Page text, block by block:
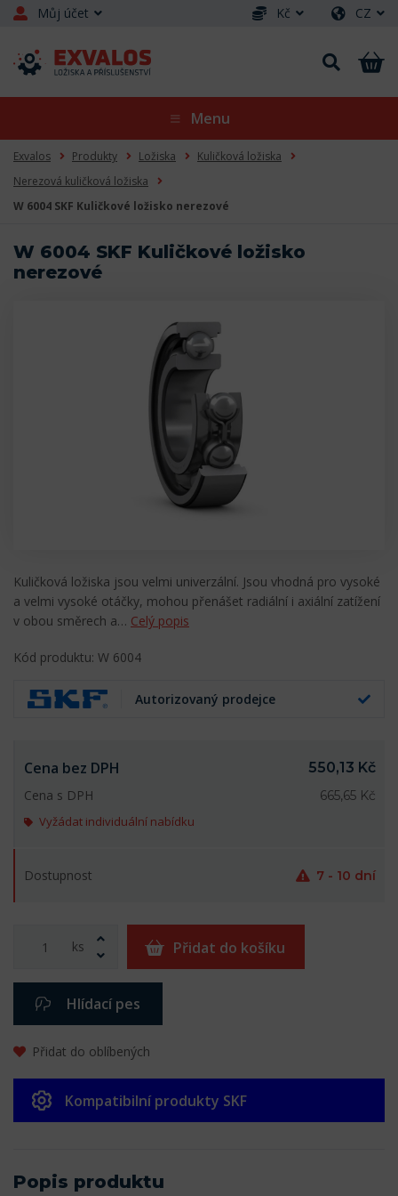
Můj účet Kč CZ
Menu
Exvalos Produkty Ložiska
Kuličková ložiska
Nerezová kuličková ložiska
W 6004 SKF Kuličkové ložisko nerezové
W 6004 SKF Kuličkové ložisko
nerezové
Kuličková ložiska jsou velmi univerzální. Jsou vhodná pro vysoké
a velmi vysoké otáčky, mohou přenášet radiální i axiální zatížení
v obou směrech a… Celý popis
Kód produktu: W 6004
Autorizovaný prodejce
Cena bez DPH
550,13 Kč
Cena s DPH
665,65 Kč
Vyžádat individuální nabídku
Dostupnost 7 - 10 dní
ks Přidat do košíku
Hlídací pes
Přidat do oblíbených
Kompatibilní produkty SKF
Popis produktu